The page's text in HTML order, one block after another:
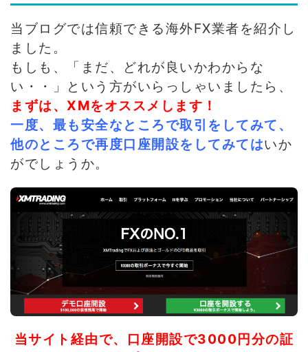
当ブログでは信頼できる海外FX業者を紹介し
ました。
もしも、「まだ、どれが良いかわからな
い・・」という方がいらっしゃいましたら、
まずは、XMをオススメします！
一度、最も安全なところで取引をしてみて、
他のところで再度口座開設をしてみてはいか
がでしょうか。
当サイト経由で、口座開設で3000円分の証